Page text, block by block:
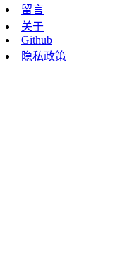
留言
关于
Github
隐私政策